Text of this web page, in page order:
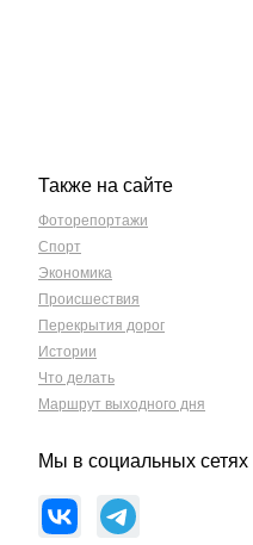
Также на сайте
Фоторепортажи
Спорт
Экономика
Происшествия
Перекрытия дорог
Истории
Что делать
Маршрут выходного дня
Мы в социальных сетях